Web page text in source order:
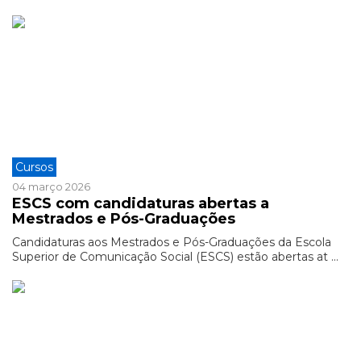
Cursos
04 março 2026
ESCS com candidaturas abertas a
Mestrados e Pós-Graduações
Candidaturas aos Mestrados e Pós-Graduações da Escola
Superior de Comunicação Social (ESCS) estão abertas at ...